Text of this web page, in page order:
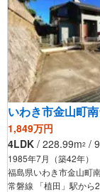
いわき市金山町
1,849万円
4LDK / 228.99m2 /
1985年7月（築42年）
福島県いわき市金山町